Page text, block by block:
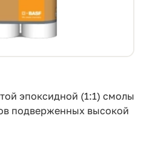
эпоксидной (1:1) смолы
подверженных высокой